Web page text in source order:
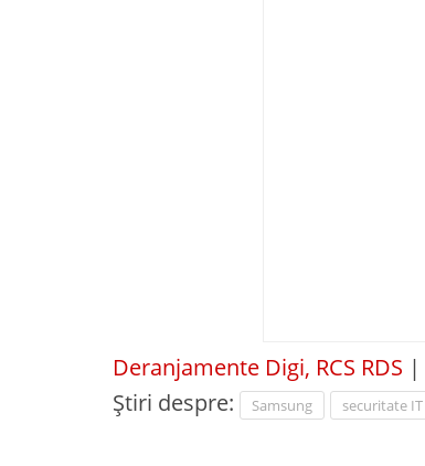
Deranjamente Digi, RCS RDS |
Știri despre:
Samsung securitate IT